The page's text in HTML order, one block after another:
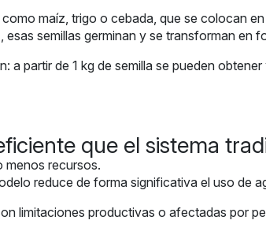
maíz, trigo o cebada, que se colocan
semillas germinan y se transforman en
partir de 1 kg de semilla se pueden
que el sistema
menos recursos.
reduce de forma significativa el uso de
limitaciones productivas o afectadas por